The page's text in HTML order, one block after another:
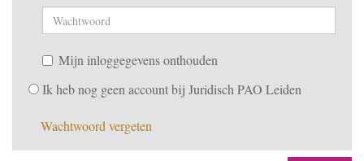
Mijn inloggegevens onthouden
Ik heb nog geen account bij Juridisch PAO Leiden
Wachtwoord vergeten